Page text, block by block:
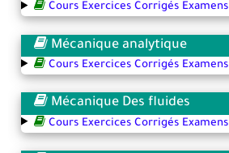
Cours Exercices Corrigés Examens
Mécanique analytique
Cours Exercices Corrigés Examens
Mécanique Des fluides
Cours Exercices Corrigés Examens